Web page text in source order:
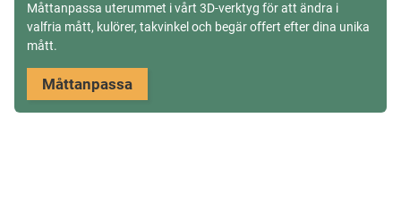
Höst
mängd
Måttanpassa uterummet i vårt 3D-verktyg för att ändra i
valfria mått, kulörer, takvinkel och begär offert efter dina unika
mått.
Måttanpassa